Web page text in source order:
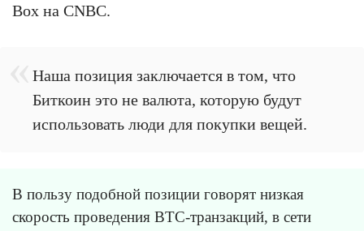
Box на CNBC.
Наша позиция заключается в том, что
Биткоин это не валюта, которую будут
использовать люди для покупки вещей.
В пользу подобной позиции говорят низкая
скорость проведения BTC-транзакций, в сети